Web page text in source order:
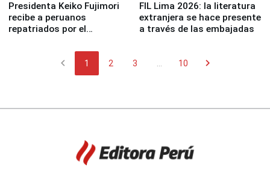
Presidenta Keiko Fujimori
recibe a peruanos
repatriados por el
FIL Lima 2026: la literatura
extranjera se hace presente
a través de las embajadas
chevron_left 1 2 3 ... 10 chevron_right